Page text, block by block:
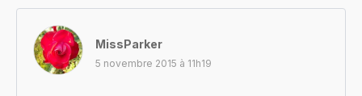
MissParker
5 novembre 2015 à 11h19